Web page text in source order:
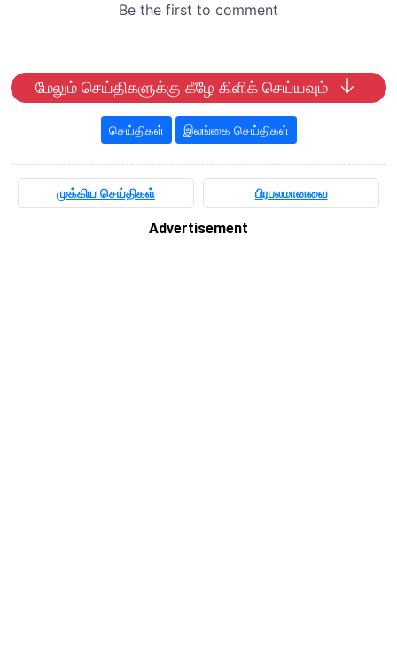
மேலும் செய்திகளுக்கு கீழே கிளிக் செய்யவும்
செய்திகள் இலங்கை செய்திகள்
முக்கிய செய்திகள் பிரபலமானவை
Advertisement